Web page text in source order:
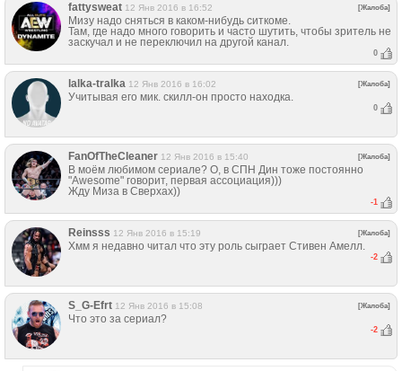
fattysweat 12 Янв 2016 в 16:52 [Жалоба]
Мизу надо сняться в каком-нибудь ситкоме.
Там, где надо много говорить и часто шутить, чтобы зритель не
заскучал и не переключил на другой канал.
0
lalka-tralka 12 Янв 2016 в 16:02 [Жалоба]
Учитывая его мик. скилл-он просто находка.
0
FanOfTheCleaner 12 Янв 2016 в 15:40 [Жалоба]
В моём любимом сериале? О, в СПН Дин тоже постоянно
"Awesome" говорит, первая ассоциация)))
Жду Миза в Сверхах))
-1
Reinsss 12 Янв 2016 в 15:19 [Жалоба]
Хмм я недавно читал что эту роль сыграет Стивен Амелл.
-2
S_G-Efrt 12 Янв 2016 в 15:08 [Жалоба]
Что это за сериал?
-2